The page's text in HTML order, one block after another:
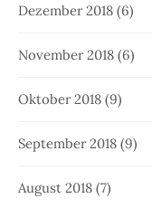
Dezember 2018 (6)
November 2018 (6)
Oktober 2018 (9)
September 2018 (9)
August 2018 (7)